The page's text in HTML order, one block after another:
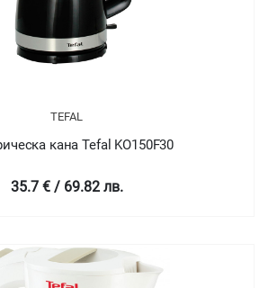
TEFAL
кана Tefal KO150F30
35.7 € / 69.82 лв.